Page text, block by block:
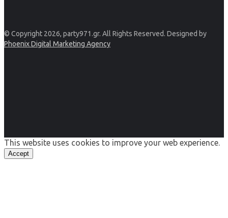
© Copyright 2026, party971.gr. All Rights Reserved. Designed by
Phoenix Digital Marketing Agency
This website uses cookies to improve your web experience.
Accept